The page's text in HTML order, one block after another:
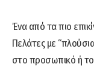
Ένα από τα πιο
Πελάτες με
στο προσωπικό ή